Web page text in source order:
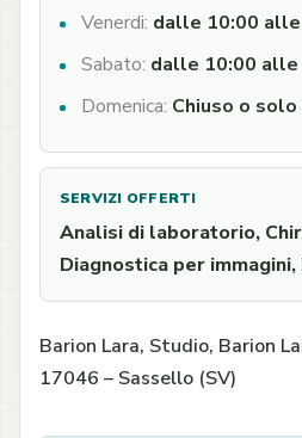
Venerdi: dalle 10:00
Sabato: dalle 10:00 alle
Domenica: Chiuso o
SERVIZI OFFERTI
Analisi di laboratorio,
Diagnostica per
Barion Lara, Studio, Barion
17046 – Sassello (SV)